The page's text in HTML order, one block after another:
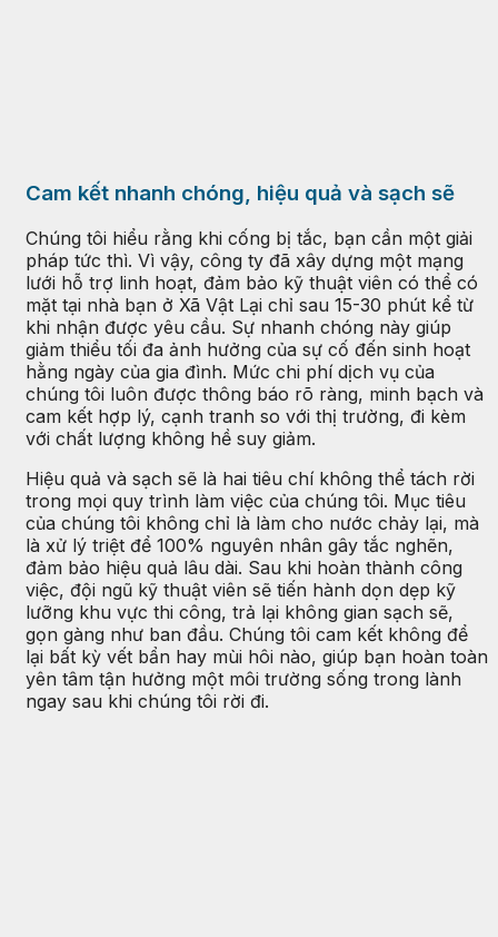
Cam kết nhanh chóng, hiệu quả và sạch sẽ
Chúng tôi hiểu rằng khi cống bị tắc, bạn cần một giải
pháp tức thì. Vì vậy, công ty đã xây dựng một mạng
lưới hỗ trợ linh hoạt, đảm bảo kỹ thuật viên có thể có
mặt tại nhà bạn ở Xã Vật Lại chỉ sau 15-30 phút kể từ
khi nhận được yêu cầu. Sự nhanh chóng này giúp
giảm thiểu tối đa ảnh hưởng của sự cố đến sinh hoạt
hằng ngày của gia đình. Mức chi phí dịch vụ của
chúng tôi luôn được thông báo rõ ràng, minh bạch và
cam kết hợp lý, cạnh tranh so với thị trường, đi kèm
với chất lượng không hề suy giảm.
Hiệu quả và sạch sẽ là hai tiêu chí không thể tách rời
trong mọi quy trình làm việc của chúng tôi. Mục tiêu
của chúng tôi không chỉ là làm cho nước chảy lại, mà
là xử lý triệt để 100% nguyên nhân gây tắc nghẽn,
đảm bảo hiệu quả lâu dài. Sau khi hoàn thành công
việc, đội ngũ kỹ thuật viên sẽ tiến hành dọn dẹp kỹ
lưỡng khu vực thi công, trả lại không gian sạch sẽ,
gọn gàng như ban đầu. Chúng tôi cam kết không để
lại bất kỳ vết bẩn hay mùi hôi nào, giúp bạn hoàn toàn
yên tâm tận hưởng một môi trường sống trong lành
ngay sau khi chúng tôi rời đi.